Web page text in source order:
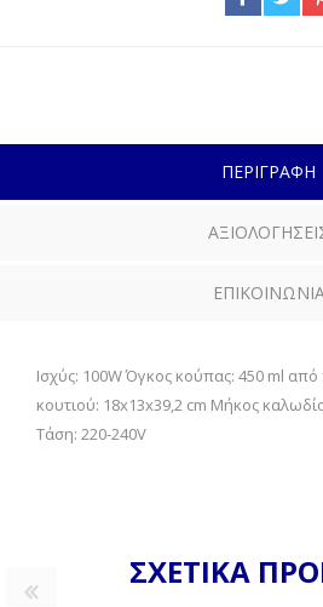
ΠΕΡΙΓΡΑΦΗ
Ισχύς: 100W Όγκος κούπας: 450 ml
κουτιού: 18x13x39,2 cm Μήκος
Τάση: 220-240V
ΣΧΕΤΙΚΑ